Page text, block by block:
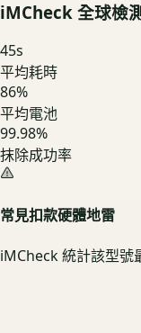
iMCheck 全球檢
45s
平均耗時
86%
平均電池
99.98%
抹除成功率
常見扣款硬體地雷
iMCheck 統計該型號